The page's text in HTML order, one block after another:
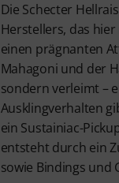
Die Schecter
Herstellers, das
einen prägnanten
Mahagoni und der
sondern verleimt –
Ausklingverhalten
ein Sustainiac-
entsteht durch ein
sowie Bindings und